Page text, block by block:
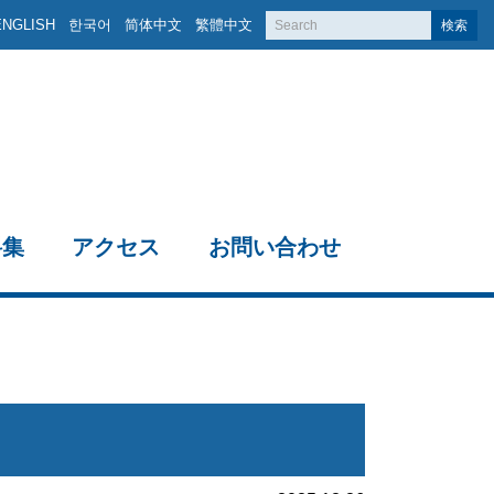
한국어 简体中文 繁體中文 検索
アクセス お問い合わせ